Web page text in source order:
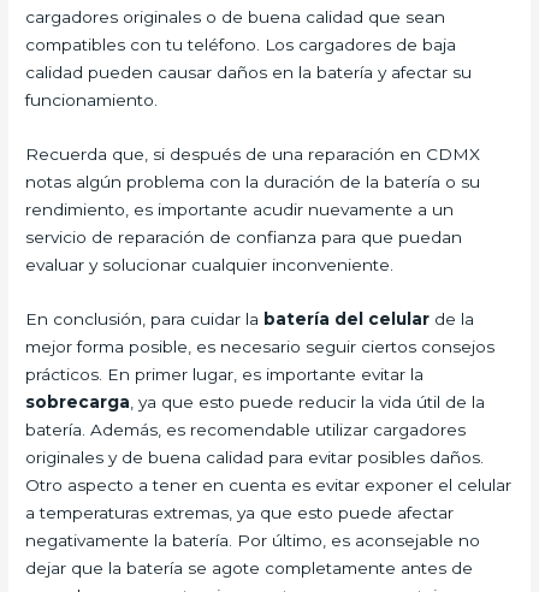
cargadores originales o de buena calidad que sean
compatibles con tu teléfono. Los cargadores de baja
calidad pueden causar daños en la batería y afectar su
funcionamiento.
Recuerda que, si después de una reparación en CDMX
notas algún problema con la duración de la batería o su
rendimiento, es importante acudir nuevamente a un
servicio de reparación de confianza para que puedan
evaluar y solucionar cualquier inconveniente.
En conclusión, para cuidar la batería del celular de la
mejor forma posible, es necesario seguir ciertos consejos
prácticos. En primer lugar, es importante evitar la
sobrecarga , ya que esto puede reducir la vida útil de la
batería. Además, es recomendable utilizar cargadores
originales y de buena calidad para evitar posibles daños.
Otro aspecto a tener en cuenta es evitar exponer el celular
a temperaturas extremas, ya que esto puede afectar
negativamente la batería. Por último, es aconsejable no
dejar que la batería se agote completamente antes de